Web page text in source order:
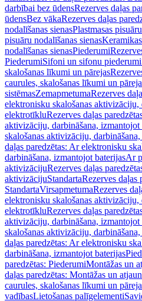
darbībai bez ūdensRezerves daļas
ūdensBez vākaRezerves daļas
nodalīšanas sienasPlastmasas
pisuāru nodalīšanas sienas
nodalīšanas sienasPiederumi
PiederumiSifoni un sifonu piederumi
skalošanas līkumi un pārejas
caurules, skalošanas līkumi un
sistēmasZemapmetumaRezerves
elektronisku skalošanas aktivizāciju,
elektrotīkluRezerves daļas
aktivizāciju, darbināšana,
skalošanas aktivizāciju,
daļas paredzētas: Ar elektronisku
darbināšana, izmantojot baterijasAr
aktivizācijuRezerves daļas
aktivizācijuStandartaRezerves daļas
StandartaVirsapmetumaRezerves
elektronisku skalošanas aktivizāciju,
elektrotīkluRezerves daļas
aktivizāciju, darbināšana,
skalošanas aktivizāciju,
daļas paredzētas: Ar elektronisku
darbināšana, izmantojot baterijas
paredzētas: PiederumiMontāžas un
daļas paredzētas: Montāžas un
caurules, skalošanas līkumi un
vadībasLietošanas palīgelementi